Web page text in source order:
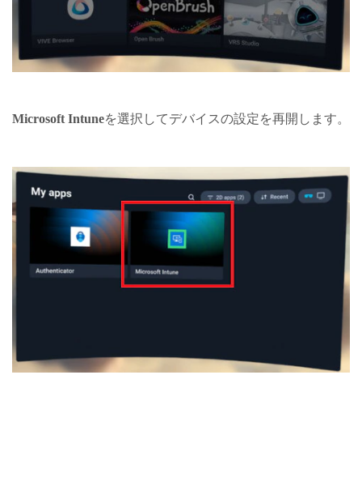
Microsoft Intuneを選択してデバイスの設定を再開します。